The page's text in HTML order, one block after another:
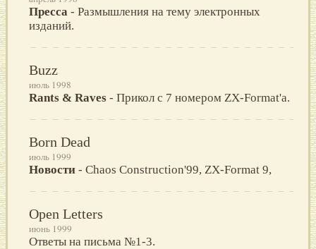
Пресса - Размышления на тему электронных
изданий.
Buzz
июль 1998
Rants & Raves - Прикол с 7 номером ZX-Format'а.
Born Dead
июль 1999
Новости - Chaos Construction'99, ZX-Format 9,
Open Letters
июнь 1999
Ответы на письма №1-3.